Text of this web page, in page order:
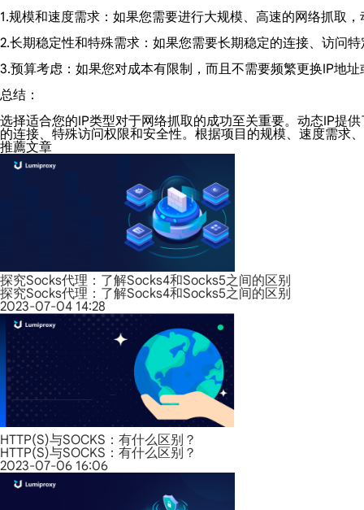
1.规模和速度需求：如果您需要进行大规模、高速的网络抓取
2.长期稳定性和特殊需求：如果您需要长期稳定的连接、访问
3.预算考虑：如果您对成本有限制，而且不需要频繁更换IP地
总结：
选择适合您的IP类型对于网络抓取的成功至关重要。动态IP提
的连接、特殊访问权限和安全性。根据项目的规模、速度需求
推薦文章
探究Socks代理：了解Socks4和Socks5之间的区别
探究Socks代理：了解Socks4和Socks5之间的区别
2023-07-04 14:28
HTTP(S)与SOCKS：有什么区别？
HTTP(S)与SOCKS：有什么区别？
2023-07-06 16:06